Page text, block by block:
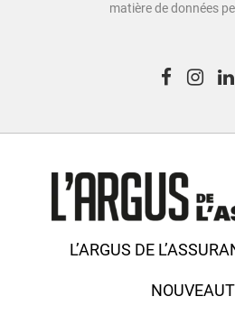
matière de données
L’ARGUS DE